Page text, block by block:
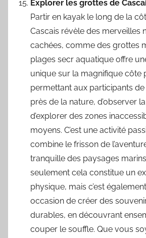
Explorer les grottes de
Partir en kayak le long de la
Cascais révèle des merveilles
cachées, comme des grottes
plages secr aquatique offre
unique sur la magnifique côte
permettant aux participants de
près de la nature, d’observer
d’explorer des zones
moyens. C’est une activité
combine le frisson de
tranquille des paysages
seulement cela constitue un
physique, mais c’est
occasion de créer des
durables, en découvrant
couper le souffle. Que vous